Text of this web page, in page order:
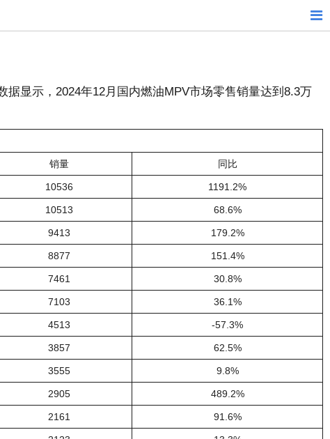
显示，2024年12月国内燃油MPV市场零售销量达到8.3万
销量 同比
10536 1191.2%
10513 68.6%
9413 179.2%
8877 151.4%
7461 30.8%
7103 36.1%
4513 -57.3%
3857 62.5%
3555 9.8%
2905 489.2%
2161 91.6%